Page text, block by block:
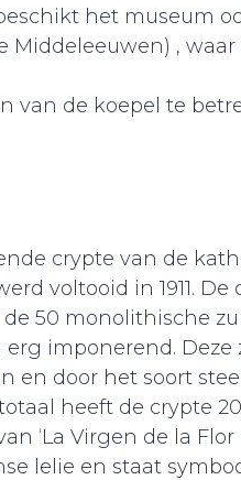
het museum
Middeleeuwen) ,
van de koepel te
crypte van de
voltooid in 1911.
de 50 monolithische
imponerend.
en door het soort
heeft de crypte
‘La Virgen de la
lelie en staat